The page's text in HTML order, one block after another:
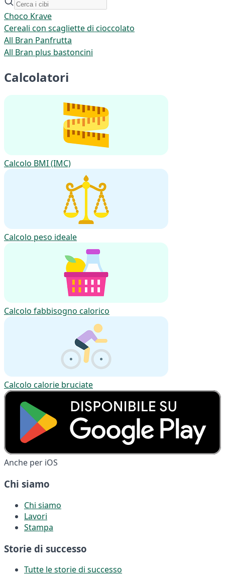
Choco Krave
Cereali con scagliette di cioccolato
All Bran Panfrutta
All Bran plus bastoncini
Calcolatori
Calcolo BMI (IMC)
Calcolo peso ideale
Calcolo fabbisogno calorico
Calcolo calorie bruciate
Anche per iOS
Chi siamo
Chi siamo
Lavori
Stampa
Storie di successo
Tutte le storie di successo